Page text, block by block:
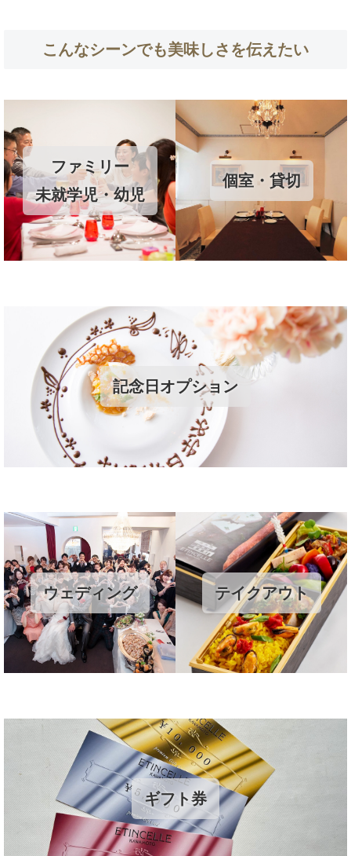
こんなシーンでも美味しさを伝えたい
ファミリー
未就学児・幼児
個室・貸切
記念日オプション
ウェディング テイクアウト
ギフト券